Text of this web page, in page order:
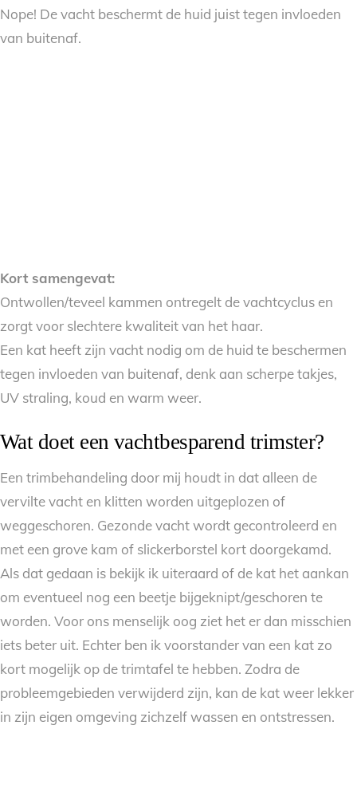
Nope! De vacht beschermt de huid juist tegen invloeden
van buitenaf.
Kort samengevat:
Ontwollen/teveel kammen ontregelt de vachtcyclus en
zorgt voor slechtere kwaliteit van het haar.
Een kat heeft zijn vacht nodig om de huid te beschermen
tegen invloeden van buitenaf, denk aan scherpe takjes,
UV straling, koud en warm weer.
Wat doet een vachtbesparend trimster?
Een trimbehandeling door mij houdt in dat alleen de
vervilte vacht en klitten worden uitgeplozen of
weggeschoren. Gezonde vacht wordt gecontroleerd en
met een grove kam of slickerborstel kort doorgekamd.
Als dat gedaan is bekijk ik uiteraard of de kat het aankan
om eventueel nog een beetje bijgeknipt/geschoren te
worden. Voor ons menselijk oog ziet het er dan misschien
iets beter uit. Echter ben ik voorstander van een kat zo
kort mogelijk op de trimtafel te hebben. Zodra de
probleemgebieden verwijderd zijn, kan de kat weer lekker
in zijn eigen omgeving zichzelf wassen en ontstressen.